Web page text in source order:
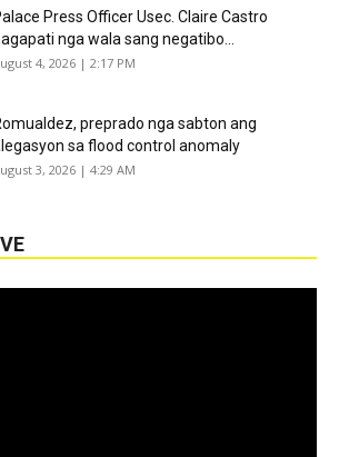
Press Officer Usec. Claire Castro
nga wala sang negatibo...
4, 2026 | 2:17 PM
preprado nga sabton ang
sa flood control anomaly
3, 2026 | 4:29 AM